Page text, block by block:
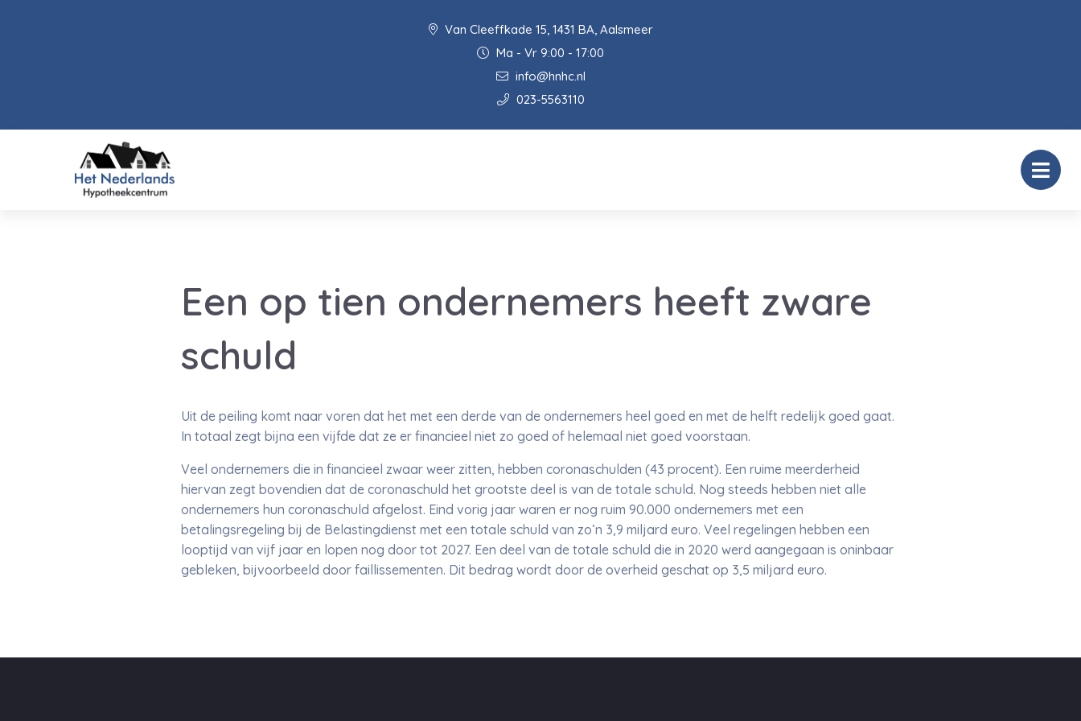
Van Cleeffkade 15, 1431 BA, Aalsmeer
Ma - Vr 9:00 - 17:00
info@hnhc.nl
023-5563110
Een op tien ondernemers heeft zware
schuld
Uit de peiling komt naar voren dat het met een derde van de ondernemers heel goed en met de helft redelijk goed gaat.
In totaal zegt bijna een vijfde dat ze er financieel niet zo goed of helemaal niet goed voorstaan.
Veel ondernemers die in financieel zwaar weer zitten, hebben coronaschulden (43 procent). Een ruime meerderheid
hiervan zegt bovendien dat de coronaschuld het grootste deel is van de totale schuld. Nog steeds hebben niet alle
ondernemers hun coronaschuld afgelost. Eind vorig jaar waren er nog ruim 90.000 ondernemers met een
betalingsregeling bij de Belastingdienst met een totale schuld van zo’n 3,9 miljard euro. Veel regelingen hebben een
looptijd van vijf jaar en lopen nog door tot 2027. Een deel van de totale schuld die in 2020 werd aangegaan is oninbaar
gebleken, bijvoorbeeld door faillissementen. Dit bedrag wordt door de overheid geschat op 3,5 miljard euro.